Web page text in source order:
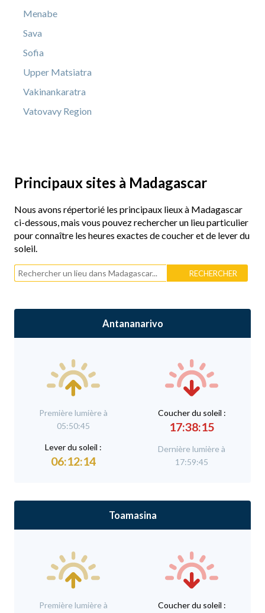
Menabe
Sava
Sofia
Upper Matsiatra
Vakinankaratra
Vatovavy Region
Principaux sites à Madagascar
Nous avons répertorié les principaux lieux à Madagascar
ci-dessous, mais vous pouvez rechercher un lieu particulier
pour connaître les heures exactes de coucher et de lever du
soleil.
Antananarivo
Première lumière à
05:50:45
Lever du soleil :
06:12:14
Coucher du soleil :
17:38:15
Dernière lumière à
17:59:45
Toamasina
Première lumière à
Coucher du soleil :